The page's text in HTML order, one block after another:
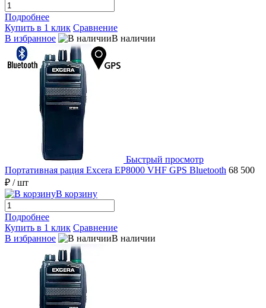
Подробнее
Купить в 1 клик Сравнение
В избранное
В наличии
Быстрый просмотр
Портативная рация Excera EP8000 VHF GPS Bluetooth 68 500
₽ / шт
В корзину
Подробнее
Купить в 1 клик Сравнение
В избранное
В наличии